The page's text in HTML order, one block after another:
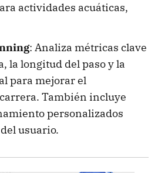
actividades acuáticas,
: Analiza métricas clave
la longitud del paso y la
para mejorar el
También incluye
personalizados
usuario.